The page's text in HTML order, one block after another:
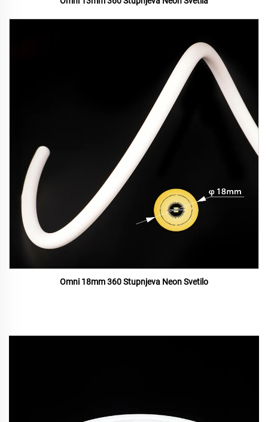
Omni 18mm 360 Stupnjeva Neon Svetilo